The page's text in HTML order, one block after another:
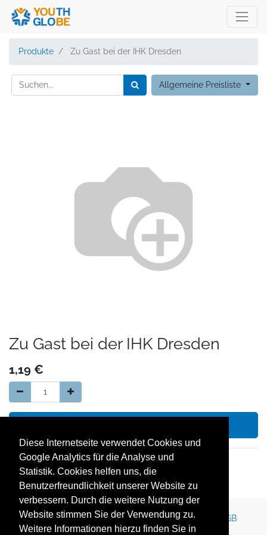
Diese Internetseite verwendet Cookies und
Google Analytics für die Analyse und
Statistik. Cookies helfen uns, die
Benutzerfreundlichkeit unserer Website zu
verbessern. Durch die weitere Nutzung der
Website stimmen Sie der Verwendung zu.
Weitere Informationen hierzu finden Sie in
Produkte Zu Gast bei der IHK Dresden
Allgemeine Preisliste
Zu Gast bei der IHK Dresden
1,19 €
14 Tage Geld zurück Garantie
kostenloser Versand in Deutschland
Kontakt Impressum Newsletter Karriere
AGB
Datenschutz
Nutzungsbedingungen